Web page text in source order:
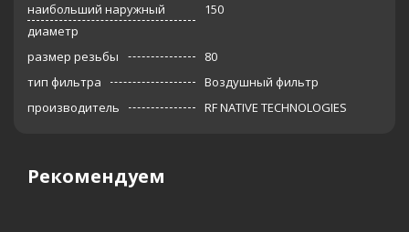
наибольший наружный
диаметр
150
размер резьбы
80
тип фильтра
Воздушный фильтр
производитель
RF NATIVE TECHNOLOGIES
Рекомендуем